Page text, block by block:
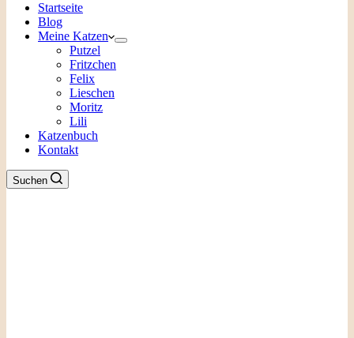
Startseite
Blog
Meine Katzen
Putzel
Fritzchen
Felix
Lieschen
Moritz
Lili
Katzenbuch
Kontakt
Suchen